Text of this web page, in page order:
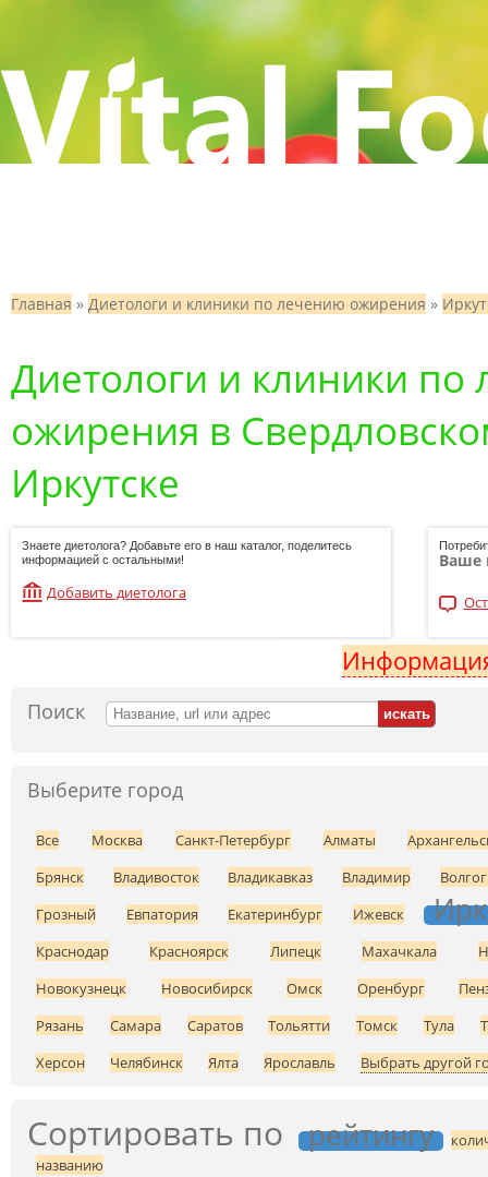
Главная » Диетологи и клиники по лечению ожирения »
Диетологи и клиники по
ожирения в
Иркутске
Знаете диетолога? Добавьте его в наш каталог, поделитесь
информацией с остальными!
Добавить диетолога
Ваше
Поиск
Выберите город
Все Москва Санкт-Петербург Алматы
Брянск
Владивосток Владикавказ Владимир
Грозный
Евпатория Екатеринбург Ижевск
Краснодар Красноярск Липецк Махачкала
Новокузнецк
Новосибирск Омск Оренбург
Рязань
Самара Саратов Тольятти Томск Тула
Херсон
Челябинск Ялта Ярославль Выбрать другой
Сортировать по рейтингу
названию